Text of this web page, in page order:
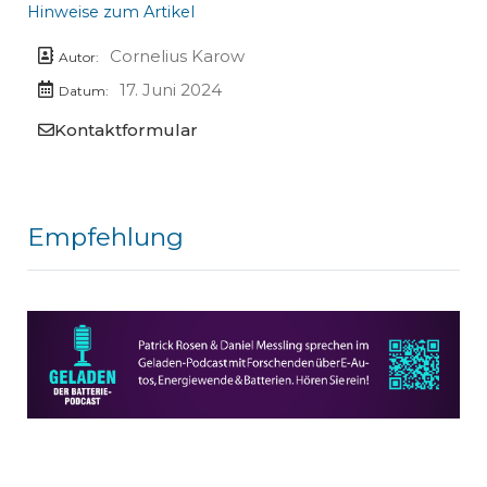
Hinweise zum Artikel
Autor: Cornelius Karow
Datum:
17. Juni 2024
Kontaktformular
Empfehlung